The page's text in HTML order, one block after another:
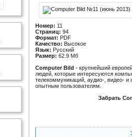
Номер: 11
Страниц: 94
Формат: PDF
Качество: Высокое
Язык: Русский
Размер: 62.9 Мб
Computer Bild - крупнейший
людей, которые интересуются
телекоммуникаций, аудио-, видео- и
опытным пользователям.
Забрать